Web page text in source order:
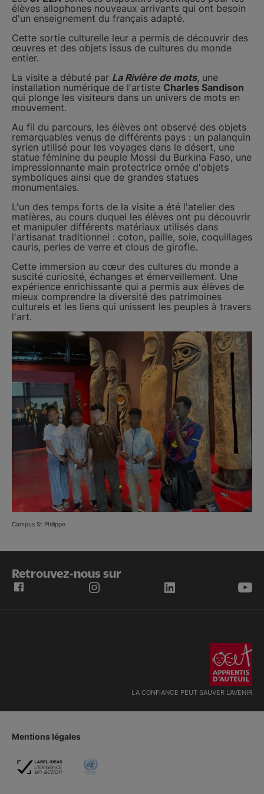
Campus St Philippe
élèves allophones nouveaux arrivants qui ont besoin
d'un enseignement du français adapté.
Cette sortie culturelle leur a permis de découvrir des
œuvres et des objets issus de cultures du monde
entier.
La visite a débuté par La Rivière de mots, une
installation numérique de l'artiste Charles Sandison
qui plonge les visiteurs dans un univers de mots en
mouvement.
Au fil du parcours, les élèves ont observé des objets
remarquables venus de différents pays : un palanquin
syrien utilisé pour les voyages dans le désert, une
statue féminine du peuple Mossi du Burkina Faso, une
impressionnante main protectrice ornée d'objets
symboliques ainsi que de grandes statues
monumentales.
L'un des temps forts de la visite a été l'atelier des
matières, au cours duquel les élèves ont pu découvrir
et manipuler différents matériaux utilisés dans
l'artisanat traditionnel : coton, paille, soie, coquillages
cauris, perles de verre et clous de girofle.
Cette immersion au cœur des cultures du monde a
suscité curiosité, échanges et émerveillement. Une
expérience enrichissante qui a permis aux élèves de
mieux comprendre la diversité des patrimoines
culturels et les liens qui unissent les peuples à travers
l'art.
Retrouvez-nous sur
LA CONFIANCE PEUT SAUVER L'AVENIR
Mentions légales